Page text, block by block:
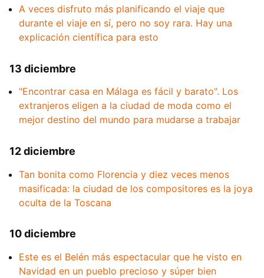
A veces disfruto más planificando el viaje que
durante el viaje en sí, pero no soy rara. Hay una
explicación científica para esto
13 diciembre
"Encontrar casa en Málaga es fácil y barato". Los
extranjeros eligen a la ciudad de moda como el
mejor destino del mundo para mudarse a trabajar
12 diciembre
Tan bonita como Florencia y diez veces menos
masificada: la ciudad de los compositores es la joya
oculta de la Toscana
10 diciembre
Este es el Belén más espectacular que he visto en
Navidad en un pueblo precioso y súper bien